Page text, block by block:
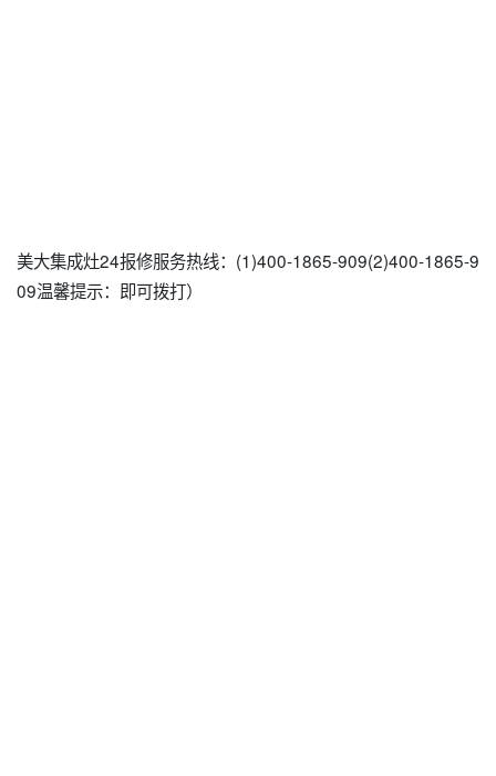
美大集成灶24报修服务热线：(1)400-1865-909(2)400-1865-9
09温馨提示：即可拨打）